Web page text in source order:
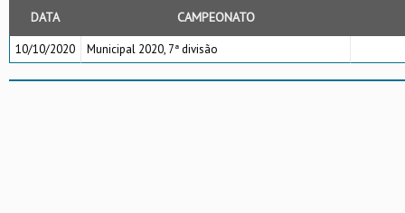
DATA CAMPEONATO
10/10/2020 Municipal 2020, 7ª divisão